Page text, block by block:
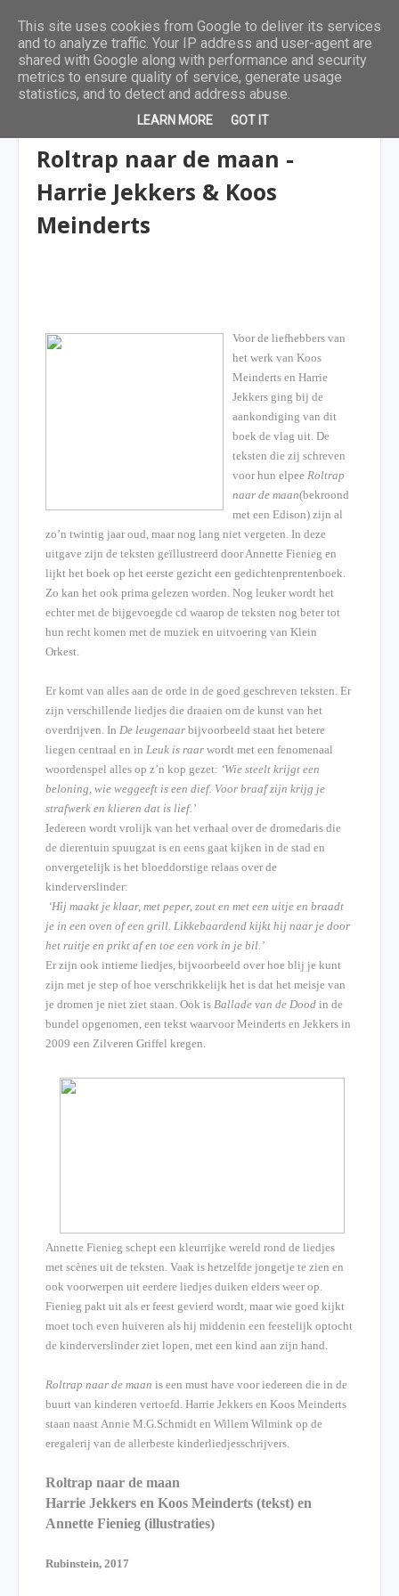
Roltrap naar de maan -
Harrie Jekkers & Koos
Meinderts
Voor de liefhebbers van
het werk van Koos
Meinderts en Harrie
Jekkers ging bij de
aankondiging van dit
boek de vlag uit. De
teksten die zij schreven
voor hun elpee Roltrap
naar de maan(bekroond
met een Edison) zijn al
zo’n twintig jaar oud, maar nog lang niet vergeten. In deze
uitgave zijn de teksten geïllustreerd door Annette Fienieg en
lijkt het boek op het eerste gezicht een gedichtenprentenboek.
Zo kan het ook prima gelezen worden. Nog leuker wordt het
echter met de bijgevoegde cd waarop de teksten nog beter tot
hun recht komen met de muziek en uitvoering van Klein
Orkest.
Er komt van alles aan de orde in de goed geschreven teksten. Er
zijn verschillende liedjes die draaien om de kunst van het
overdrijven. In De leugenaar bijvoorbeeld staat het betere
liegen centraal en in Leuk is raar wordt met een fenomenaal
woordenspel alles op z’n kop gezet: ‘Wie steelt krijgt een
beloning, wie weggeeft is een dief. Voor braaf zijn krijg je
strafwerk en klieren dat is lief.’
Iedereen wordt vrolijk van het verhaal over de dromedaris die
de dierentuin spuugzat is en eens gaat kijken in de stad en
onvergetelijk is het bloeddorstige relaas over de
kinderverslinder:
‘Hij maakt je klaar, met peper, zout en met een uitje en braadt
je in een oven of een grill. Likkebaardend kijkt hij naar je door
het ruitje en prikt af en toe een vork in je bil.’
Er zijn ook intieme liedjes, bijvoorbeeld over hoe blij je kunt
zijn met je step of hoe verschrikkelijk het is dat het meisje van
je dromen je niet ziet staan. Ook is Ballade van de Dood in de
bundel opgenomen, een tekst waarvoor Meinderts en Jekkers in
2009 een Zilveren Griffel kregen.
Annette Fienieg schept een kleurrijke wereld rond de liedjes
met scènes uit de teksten. Vaak is hetzelfde jongetje te zien en
ook voorwerpen uit eerdere liedjes duiken elders weer op.
Fienieg pakt uit als er feest gevierd wordt, maar wie goed kijkt
moet toch even huiveren als hij middenin een feestelijk optocht
de kinderverslinder ziet lopen, met een kind aan zijn hand.
Roltrap naar de maan is een must have voor iedereen die in de
buurt van kinderen vertoefd. Harrie Jekkers en Koos Meinderts
staan naast Annie M.G.Schmidt en Willem Wilmink op de
eregalerij van de allerbeste kinderliedjesschrijvers.
Roltrap naar de maan
Harrie Jekkers en Koos Meinderts (tekst) en
Annette Fienieg (illustraties)
Rubinstein, 2017
This site uses cookies from Google to deliver its services
and to analyze traffic. Your IP address and user-agent are
shared with Google along with performance and security
metrics to ensure quality of service, generate usage
statistics, and to detect and address abuse.
LEARN MORE GOT IT